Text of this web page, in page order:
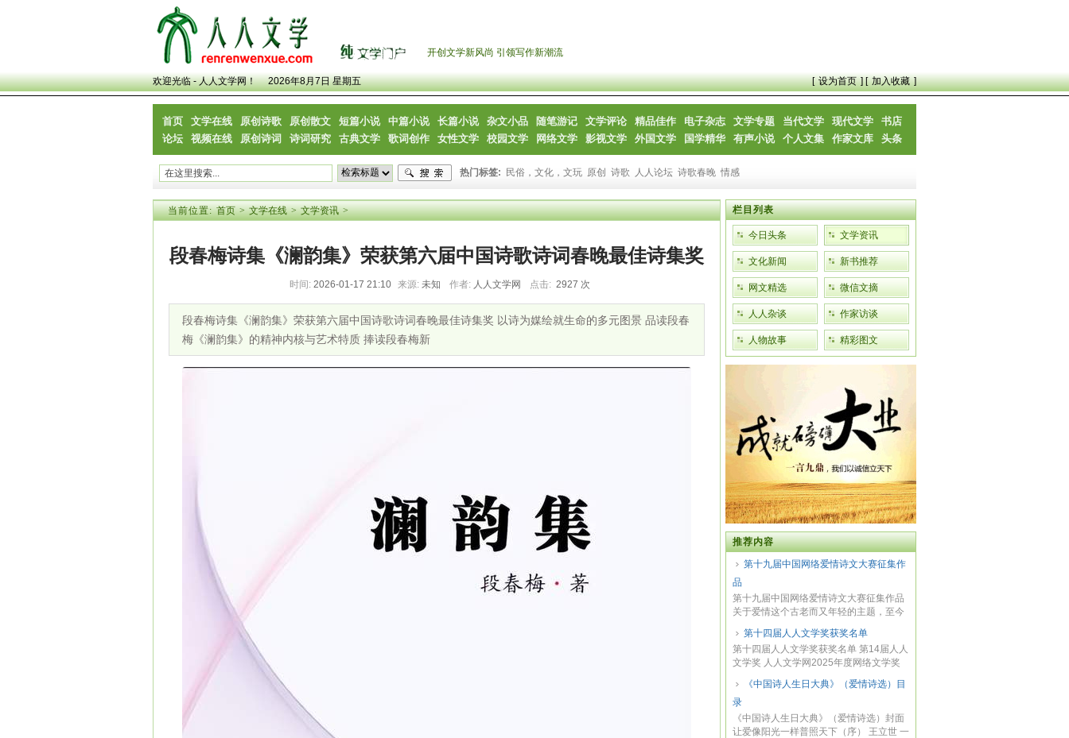
开创文学新风尚 引领写作新潮流
欢迎光临 - 人人文学网！ 2026年8月7日 星期五 [ 设为首页 ] [ 加入收藏 ]
首页 文学在线 原创诗歌 原创散文 短篇小说 中篇小说 长篇小说 杂文小品 随笔游记 文学评论 精品佳作 电子杂志 文学专题 当代文学 现代文学
书店
论坛
视频在线 原创诗词 诗词研究 古典文学 歌词创作 女性文学 校园文学 网络文学 影视文学 外国文学 国学精华 有声小说 个人文集 作家文库 头条
热门标签: 民俗，文化，文玩 原创 诗歌 人人论坛 诗歌春晚 情感
当前位置: 首页>文学在线>文学资讯>
段春梅诗集《澜韵集》荣获第六届中国诗歌诗词春晚最佳诗集奖
时间: 2026-01-17 21:10 来源: 未知 作者: 人人文学网 点击: 2927 次
段春梅诗集《澜韵集》荣获第六届中国诗歌诗词春晚最佳诗集奖 以诗为媒绘就生命的多元图景 品读段春
梅《澜韵集》的精神内核与艺术特质 捧读段春梅新
栏目列表
今日头条 文学资讯
文化新闻 新书推荐
网文精选 微信文摘
人人杂谈 作家访谈
人物故事 精彩图文
推荐内容
第十九届中国网络爱情诗文大赛征集作
品
第十九届中国网络爱情诗文大赛征集作品
关于爱情这个古老而又年轻的主题，至今
第十四届人人文学奖获奖名单
第十四届人人文学奖获奖名单 第14届人人
文学奖 人人文学网2025年度网络文学奖
《中国诗人生日大典》（爱情诗选）目
录
《中国诗人生日大典》（爱情诗选）封面
让爱像阳光一样普照天下（序） 王立世 一